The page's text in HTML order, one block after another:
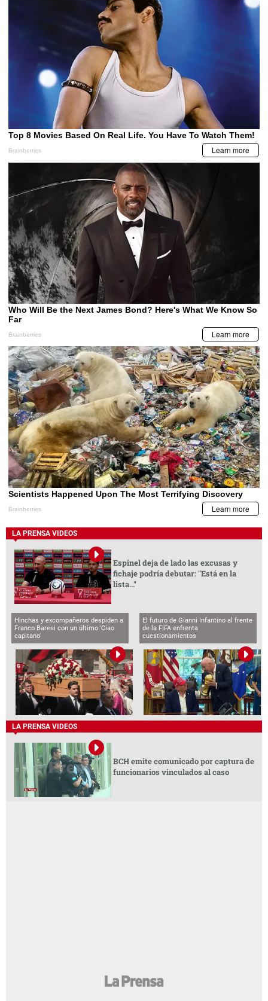
LA PRENSA VIDEOS
Espinel deja de lado las excusas y
fichaje podría debutar: "Está en la
lista..."
Hinchas y excompañeros despiden a
Franco Baresi con un último 'Ciao
capitano'
El futuro de Gianni Infantino al frente
de la FIFA enfrenta
cuestionamientos
LA PRENSA VIDEOS
BCH emite comunicado por captura de
funcionarios vinculados al caso